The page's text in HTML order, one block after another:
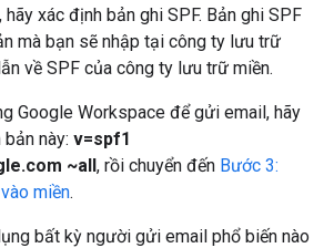
xác định bản ghi SPF. Bản ghi SPF
mà bạn sẽ nhập tại công ty lưu trữ
về SPF của công ty lưu trữ miền.
Google Workspace để gửi email, hãy
này: v=spf1
~all, rồi chuyển đến Bước 3:
miền.
bất kỳ người gửi email phổ biến nào